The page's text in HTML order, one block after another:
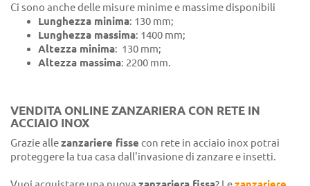
Ci sono anche delle misure minime e massime disponibili
Lunghezza minima: 130 mm;
Lunghezza massima: 1400 mm;
Altezza minima: 130 mm;
Altezza massima: 2200 mm.
VENDITA ONLINE ZANZARIERA CON RETE IN
ACCIAIO INOX
Grazie allezanzariere fisse con rete in acciaio inox potrai
proteggere la tua casa dall'invasione di zanzare e insetti.